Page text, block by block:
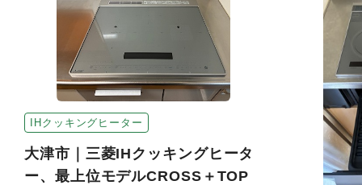
IHクッキングヒーター
大津市｜三菱IHクッキングヒータ
ー、最上位モデルCROSS＋TOP